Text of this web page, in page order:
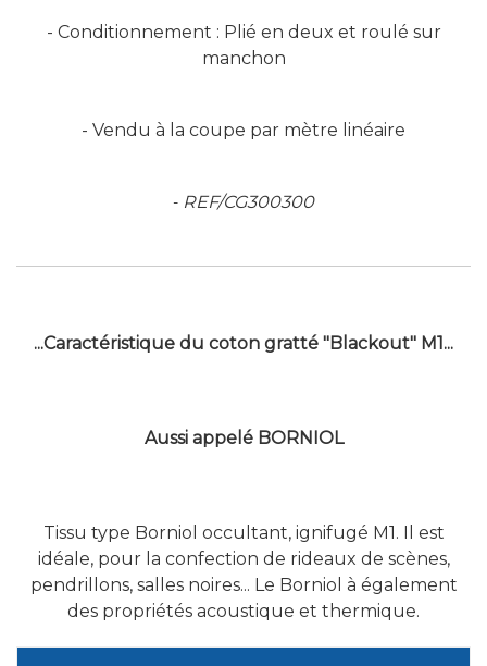
- Conditionnement : Plié en deux et roulé sur
manchon
- Vendu à la coupe par mètre linéaire
- REF/CG300300
...Caractéristique du coton gratté "Blackout" M1...
Aussi appelé BORNIOL
Tissu type Borniol occultant, ignifugé M1. Il est
idéale, pour la confection de rideaux de scènes,
pendrillons, salles noires... Le Borniol à également
des propriétés acoustique et thermique.